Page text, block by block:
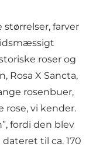
størrelser, farver
roser og
Rosa X Sancta,
rosenbuer,
rose, vi kender.
fordi den blev
til ca. 170